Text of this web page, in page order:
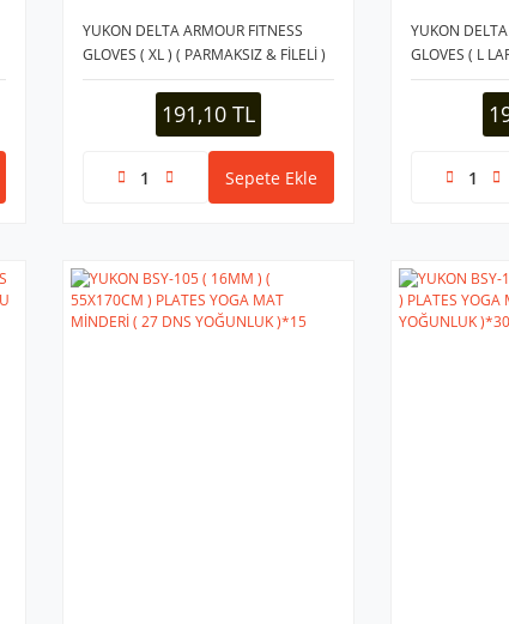
YUKON DELTA ARMOUR FITNESS
GLOVES ( XL ) ( PARMAKSIZ & FİLELİ )
SPORCU ELDİVENİ ( MAVİ /SİYAH )*50
191,10 TL
Sepete Ekle
YUKON
GLOVES ( L
FİLELİ )